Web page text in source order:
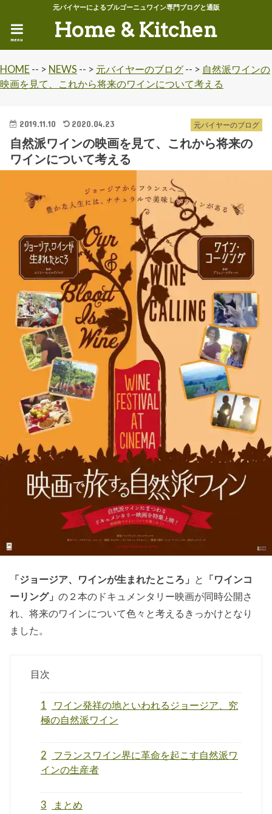
元バイヤーによるブルゴーニュワイン専門ブログと通販
Home & Kitchen
menu
HOME -- > NEWS -- > 元バイヤーのブログ -- > 自然派ワインの
映画を見て、これから将来のワインについて考える
元バイヤーのブログ
2019.11.10 2020.04.23
自然派ワインの映画を見て、これから将来の
ワインについて考える
「ジョージア、ワインが生まれたところ」 と 「ワインコ
ーリング」の２本のドキュメンタリー映画が同時公開さ
れ、将来のワインについて色々と考えるきっかけとなり
ました。
目次
1
ワイン発祥の地といわれるジョージア、究
極の自然派ワイン
2
フランスワイン界に革命を起こす自然派ワ
インの生産者
3 まとめ